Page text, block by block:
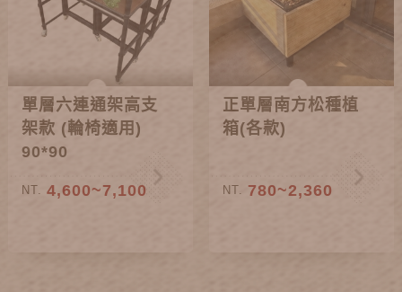
單層六連通架高支
架款 (輪椅適用)
90*90
NT. 4,600~7,100
正單層南方松種植
箱(各款)
NT. 780~2,360